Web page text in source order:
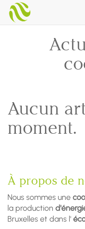
Aucun
moment.
À propos de
Nous sommes une
la production
Bruxelles et dans l'